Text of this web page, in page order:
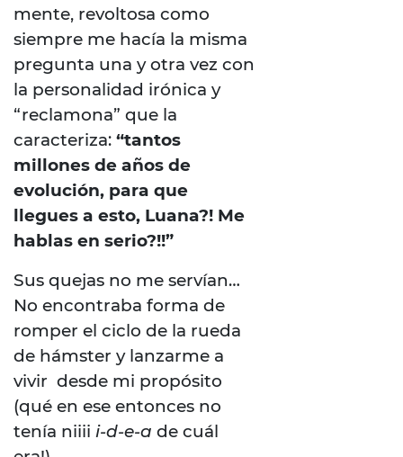
mente, revoltosa como
siempre me hacía la misma
pregunta una y otra vez con
la personalidad irónica y
“reclamona” que la
caracteriza: “tantos
millones de años de
evolución, para que
llegues a esto, Luana?! Me
hablas en serio?!!”
Sus quejas no me servían…
No encontraba forma de
romper el ciclo de la rueda
de hámster y lanzarme a
vivir desde mi propósito
(qué en ese entonces no
tenía niiii i-d-e-a de cuál